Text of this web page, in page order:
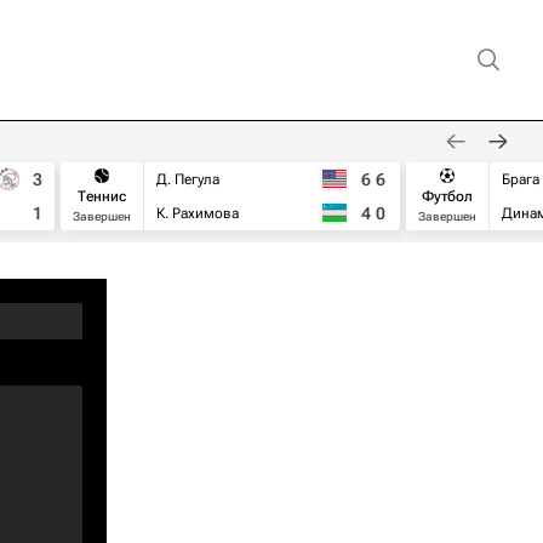
3
1
Теннис
Завершен
Д. Пегула
К. Рахимова
6 6
4 0
Футбол
Завершен
Брага